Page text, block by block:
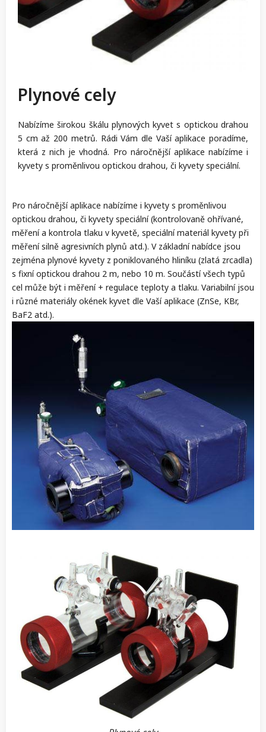
Plynové cely
Nabízíme širokou škálu plynových kyvet s optickou drahou
5 cm až 200 metrů. Rádi Vám dle Vaší aplikace poradíme,
která z nich je vhodná. Pro náročnější aplikace nabízíme i
kyvety s proměnlivou optickou drahou, či kyvety speciální.
Pro náročnější aplikace nabízíme i kyvety s proměnlivou
optickou drahou, či kyvety speciální (kontrolovaně ohřívané,
měření a kontrola tlaku v kyvetě, speciální materiál kyvety při
měření silně agresivních plynů atd.). V základní nabídce jsou
zejména plynové kyvety z poniklovaného hliníku (zlatá zrcadla)
s fixní optickou drahou 2 m, nebo 10 m. Součástí všech typů
cel může být i měření + regulace teploty a tlaku. Variabilní jsou
i různé materiály okének kyvet dle Vaší aplikace (ZnSe, KBr,
BaF2 atd.).